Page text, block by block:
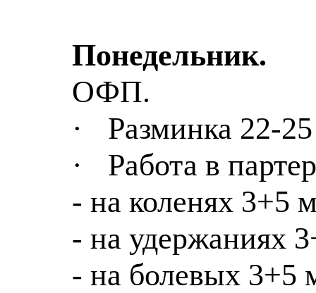
Понедельник.
ОФП.
·
Разминка 22-
·
Работа в
- на коленях 3+5
- на удержаниях
- на болевых 3+5